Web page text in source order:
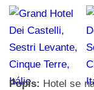
Popis: Hotel se